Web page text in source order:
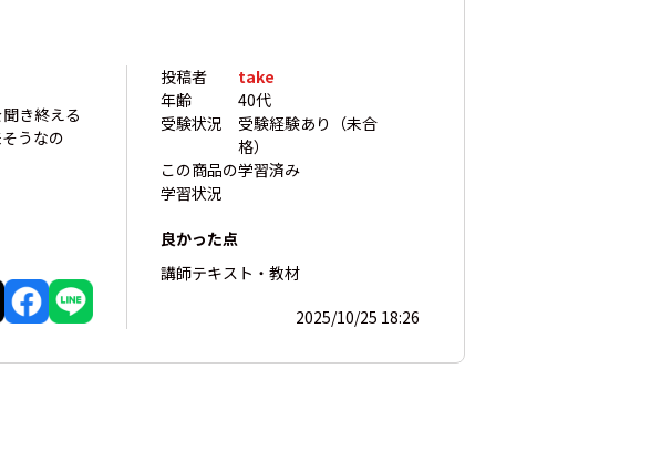
き終える
うなの
投稿者
take
年齢
40代
受験状況
受験経験あり（未合
格）
この商品の
学習状況
学習済み
良かった点
講師テキスト・教材
2025/10/25 18:26